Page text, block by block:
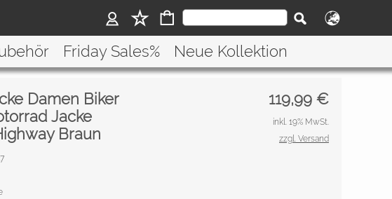
Friday Sales% Neue Kollektion
119,99 €
Damen Biker
Jacke
Braun
inkl. 19% MwSt.
zzgl. Versand